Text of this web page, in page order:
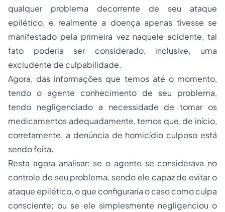
qualquer problema decorrente de seu ataque
epilético, e realmente a doença apenas tivesse se
manifestado pela primeira vez naquele acidente, tal
fato poderia ser considerado, inclusive, uma
excludente de culpabilidade.
Agora, das informações que temos até o momento,
tendo o agente conhecimento de seu problema,
tendo negligenciado a necessidade de tomar os
medicamentos adequadamente, temos que, de início,
corretamente, a denúncia de homicídio culposo está
sendo feita.
Resta agora analisar: se o agente se considerava no
controle de seu problema, sendo ele capaz de evitar o
ataque epilético, o que configuraria o caso como culpa
consciente; ou se ele simplesmente negligenciou o